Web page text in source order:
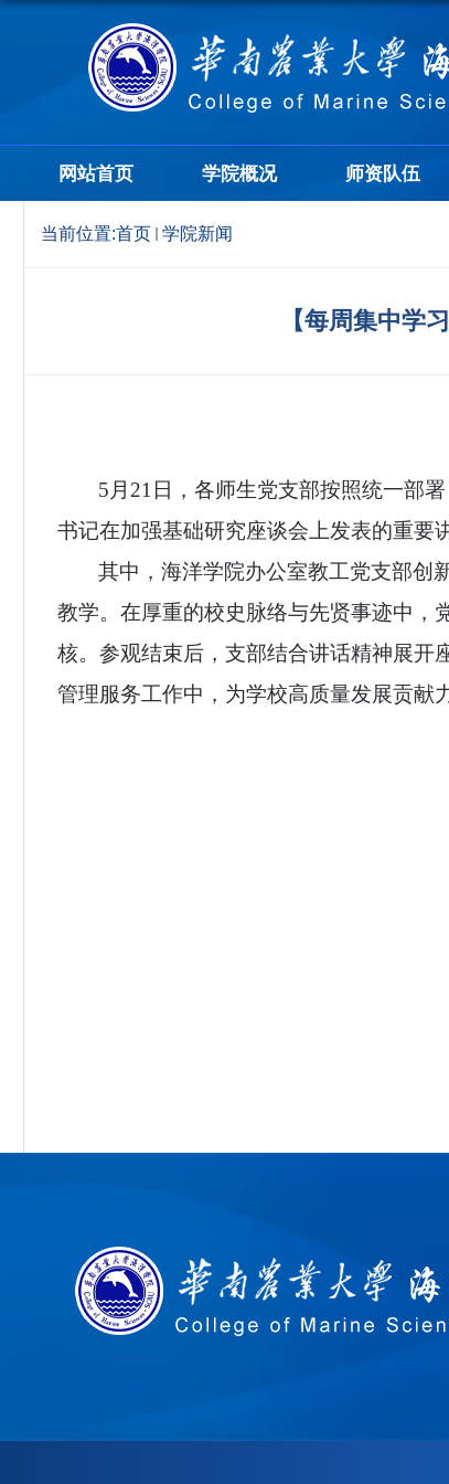
网站首页 学院概况 师资队伍
当前位置:首页 学院新闻
【每周集中学
5 月 21 日，各师生党支部按照统一部
书记在加强基础研究座谈会上发表的重要
其中，海洋学院办公室教工党支部创
教学。在厚重的校史脉络与先贤事迹中，
核。参观结束后，支部结合讲话精神展开
管理服务工作中，为学校高质量发展贡献